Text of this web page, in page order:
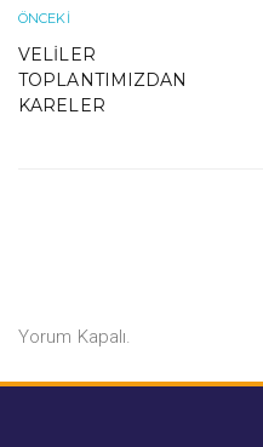
ÖNCEKI
VELILER
TOPLANTIMIZDAN
KARELER
Yorum Kapalı.